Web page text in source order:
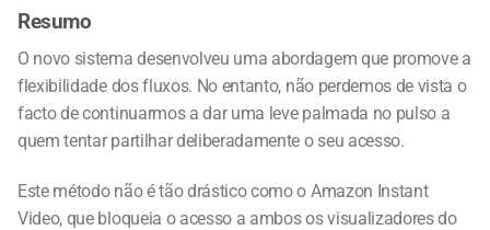
Resumo
O novo sistema desenvolveu uma abordagem que promove
a flexibilidade dos fluxos. No entanto, não perdemos de vista
o facto de continuarmos a dar uma leve palmada no pulso a
quem tentar partilhar deliberadamente o seu acesso.
Este método não é tão drástico como o Amazon Instant
Video, que bloqueia o acesso a ambos os visualizadores do